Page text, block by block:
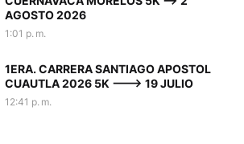
AGOSTO 2026
1:01 p. m.
1ERA. CARRERA SANTIAGO APOSTOL
CUAUTLA 2026 5K ---> 19 JULIO
12:41 p. m.